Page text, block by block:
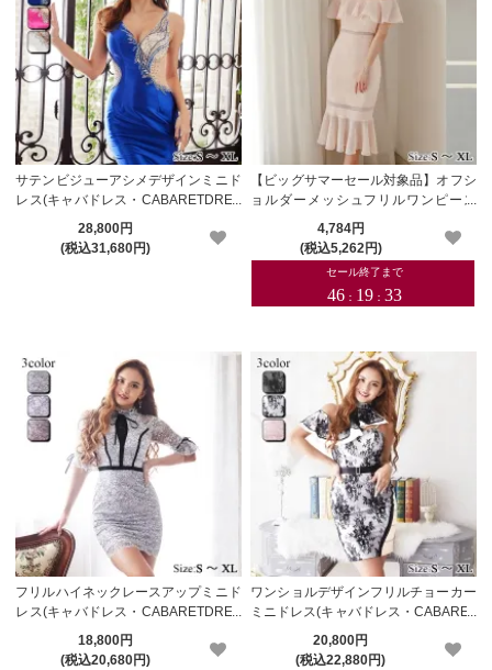
サテンビジューアシメデザインミニド
レス(キャバドレス・CABARETDRES
S)【メーカーお取り寄せ】
28,800円
(税込31,680円)
【ビッグサマーセール対象品】オフシ
ョルダーメッシュフリルワンピース
(キャバドレス・CABARETDRESS)
4,784円
(税込5,262円)
フリルハイネックレースアップミニド
レス(キャバドレス・CABARETDRES
S)【メーカーお取り寄せ】
18,800円
(税込20,680円)
ワンショルデザインフリルチョーカー
ミニドレス(キャバドレス・CABARET
DRESS)【メーカーお取り寄せ】
20,800円
(税込22,880円)